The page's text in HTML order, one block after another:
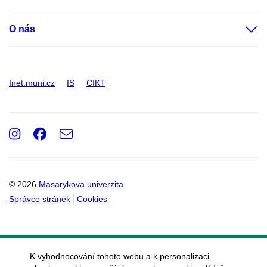
O nás
Inet.muni.cz IS CIKT
© 2026 Masarykova univerzita
Správce stránek
Cookies
Instagram
Facebook
e-
K vyhodnocování tohoto webu a k personalizaci